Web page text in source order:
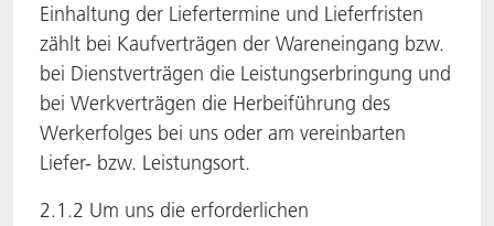
Einhaltung der Liefertermine und Lieferfristen
zählt bei Kaufverträgen der Wareneingang bzw.
bei Dienstverträgen die Leistungserbringung und
bei Werkverträgen die Herbeiführung des
Werkerfolges bei uns oder am vereinbarten
Liefer- bzw. Leistungsort.
2.1.2 Um uns die erforderlichen